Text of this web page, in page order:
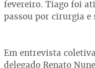
fevereiro. Tiago foi
passou por cirurgia e
Em entrevista
delegado Renato